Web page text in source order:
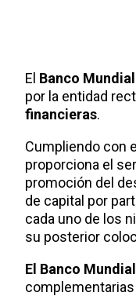
El Banco
por la entidad
financieras.
Cumpliendo con
proporciona el
promoción del
de capital por
cada uno de los
su posterior
El Banco
complementarias